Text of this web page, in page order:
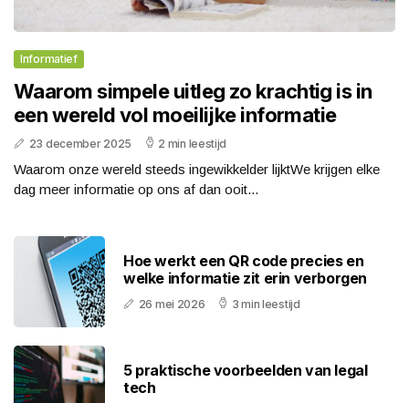
Informatief
Waarom simpele uitleg zo krachtig is in
een wereld vol moeilijke informatie
23 december 2025 2 min leestijd
Waarom onze wereld steeds ingewikkelder lijktWe krijgen elke
dag meer informatie op ons af dan ooit...
Hoe werkt een QR code precies en
welke informatie zit erin verborgen
26 mei 2026 3 min leestijd
5 praktische voorbeelden van legal
tech